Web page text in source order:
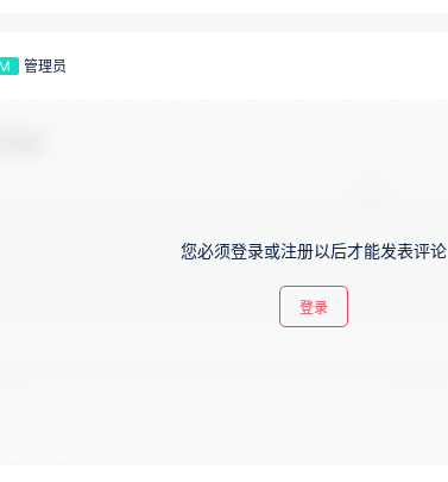
M 管理员
您必须登录或注册以后才能发表评论
登录